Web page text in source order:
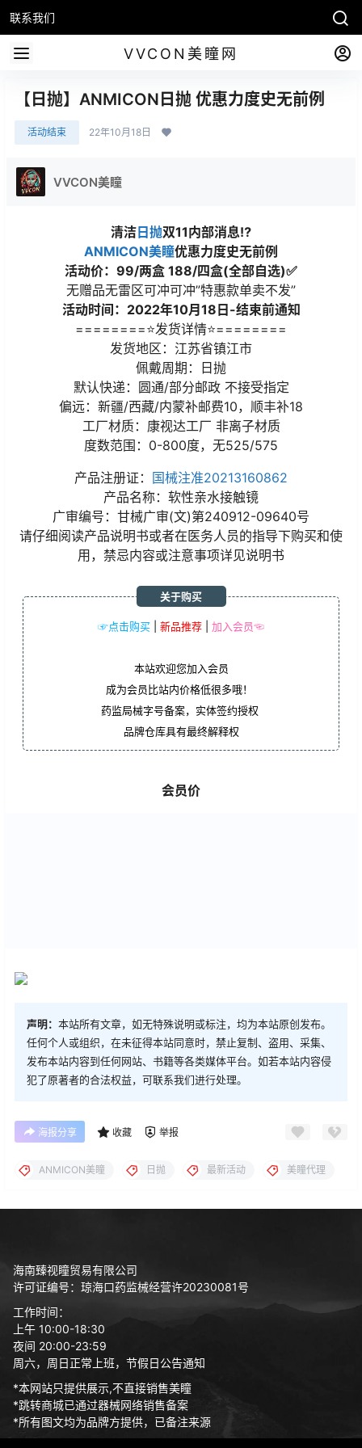
联系我们
VVCON美瞳网
【日抛】ANMICON日抛 优惠力度史无前例
活动结束 22年10月18日
VVCON美瞳
清洁 日抛双11内部消息⁉
ANMICON美瞳优惠力度史无前例
活动价：99/两盒 188/四盒(全部自选)✅
无赠品无雷区可冲可冲”特惠款单卖不发”
活动时间：2022年10月18日-结束前通知
========⭐发货详情⭐========
发货地区：江苏省镇江市
佩戴周期：日抛
默认快递：圆通/部分邮政 不接受指定
偏远：新疆/西藏/内蒙补邮费10，顺丰补18
工厂材质：康视达工厂 非离子材质
度数范围：0-800度，无525/575
产品注册证： 国械注准20213160862
产品名称：软性亲水接触镜
广审编号：甘械广审(文)第240912-09640号
请仔细阅读产品说明书或者在医务人员的指导下购买和使
用，禁忌内容或注意事项详见说明书
☞点击购买 新品推荐 加入会员☜
关于购买
本站欢迎您加入会员
成为会员比站内价格低很多哦！
药监局械字号备案，实体签约授权
品牌仓库具有最终解释权
会员价
声明： 本站所有文章，如无特殊说明或标注，均为本站原创发布。
任何个人或组织，在未征得本站同意时，禁止复制、盗用、采集、
发布本站内容到任何网站、书籍等各类媒体平台。如若本站内容侵
犯了原著者的合法权益，可联系我们进行处理。
海报分享 收藏 举报
ANMICON美瞳 日抛 最新活动 美瞳代理
海南臻视瞳贸易有限公司
许可证编号：琼海口药监械经营许20230081号
工作时间：
上午 10:00-18:30
夜间 20:00-23:59
周六，周日正常上班，节假日公告通知
*本网站只提供展示,不直接销售美瞳
*跳转商城已通过器械网络销售备案
*所有图文均为品牌方提供，已备注来源